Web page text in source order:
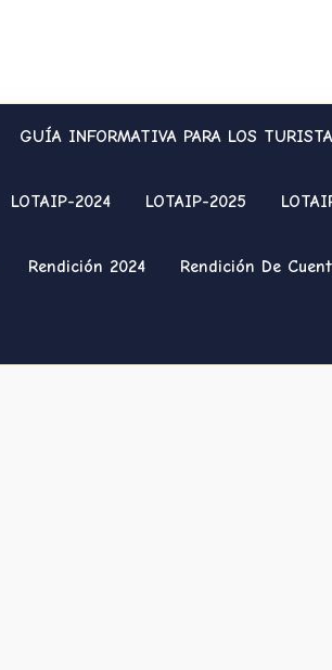
GUÍA INFORMATIVA PARA LOS
LOTAIP-2024 LOTAIP-2025
Rendición 2024 Rendición De